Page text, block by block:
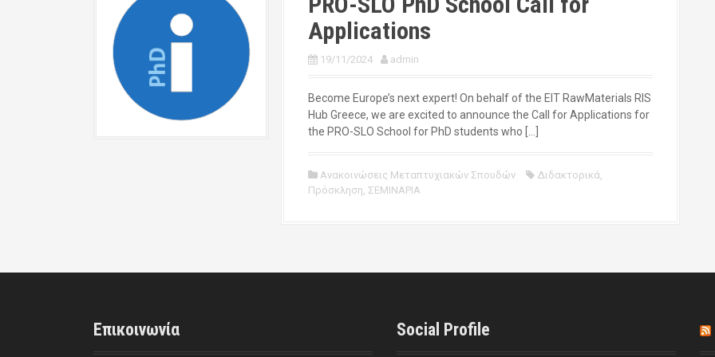
Applications
19/11/2024 admin
Become Europe’s next expert! On behalf of the EIT RawMaterials RIS
Hub Greece, we are excited to announce the Call for Applications for
the PRO-SLO School for PhD students who […]
Ανακοινώσεις Μεταπτυχιακών Σπουδών Διδακτορικά
Πρόσκληση ΣΕΜΙΝΑΡΙΑ
Επικοινωνία Social Profile